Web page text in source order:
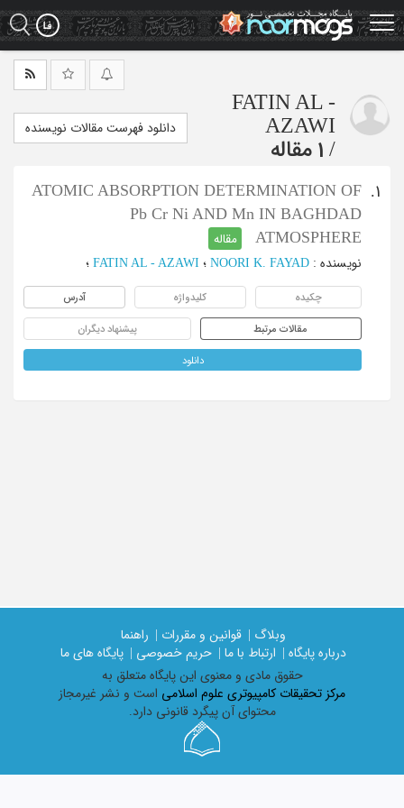
Skip
to
main
FATIN AL -
AZAWI
/ 1 مقاله
دانلود فهرست مقالات نویسنده
1.
ATOMIC ABSORPTION DETERMINATION OF
Pb Cr Ni AND Mn IN BAGHDAD
ATMOSPHERE
مقاله
نویسنده :
NOORI K. FAYAD ؛ FATIN AL - AZAWI ؛
چکیده کلیدواژه آدرس
مقالات مرتبط پیشنهاد دیگران
دانلود
وبلاگ | قوانین و مقررات |
راهنما
درباره پایگاه |
ارتباط با ما | حریم خصوصی |
پایگاه های ما
حقوق مادی و معنوی اين پايگاه متعلق به
مرکز تحقیقات کامپیوتری علوم اسلامی است و نشر غیرمجاز
محتوای آن پیگرد قانونی دارد.